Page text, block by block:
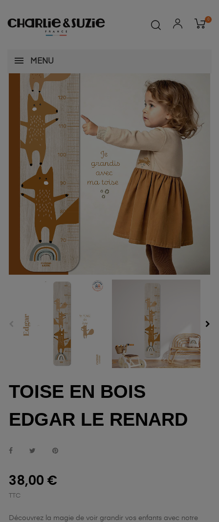
0
MENU
TOISE EN BOIS
EDGAR LE RENARD
38,00 €
TTC
Découvrez la magie de voir grandir vos enfants avec notre